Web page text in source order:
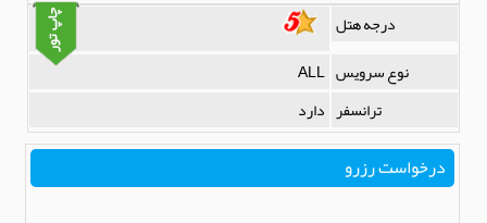
درجه هتل
نوع سرویس ALL
ترانسفر دارد
درخواست رزرو